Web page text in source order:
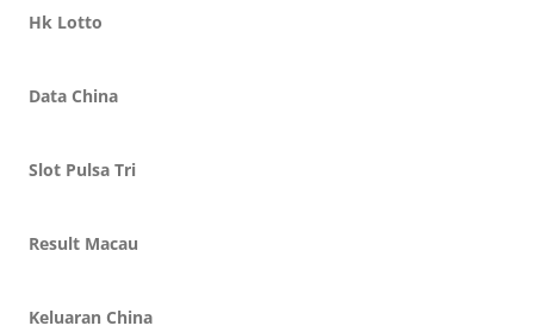
Hk Lotto
Data China
Slot Pulsa Tri
Result Macau
Keluaran China